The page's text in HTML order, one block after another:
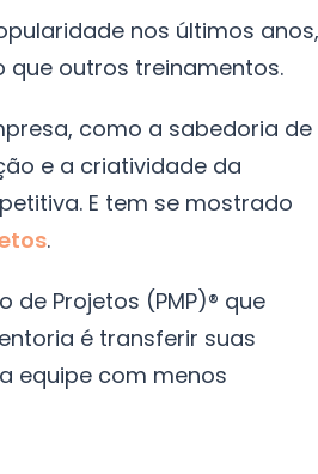
nos últimos anos,
outros treinamentos.
como a sabedoria de
e a criatividade da
E tem se mostrado
.
de Projetos (PMP)® que
é transferir suas
equipe com menos